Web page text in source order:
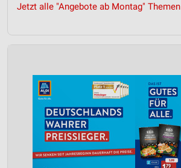
Jetzt alle "Angebote ab Montag"